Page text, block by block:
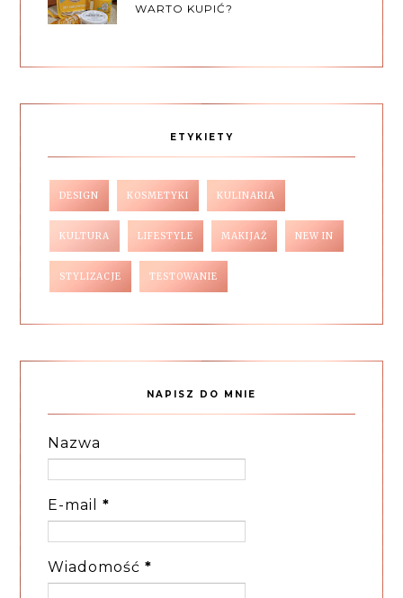
WARTO KUPIĆ?
ETYKIETY
DESIGN KOSMETYKI KULINARIA
KULTURA LIFESTYLE MAKIJAŻ NEW IN
STYLIZACJE TESTOWANIE
NAPISZ DO MNIE
Nazwa
E-mail*
Wiadomość*